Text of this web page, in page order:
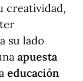
creatividad,
su lado
apuesta
educación